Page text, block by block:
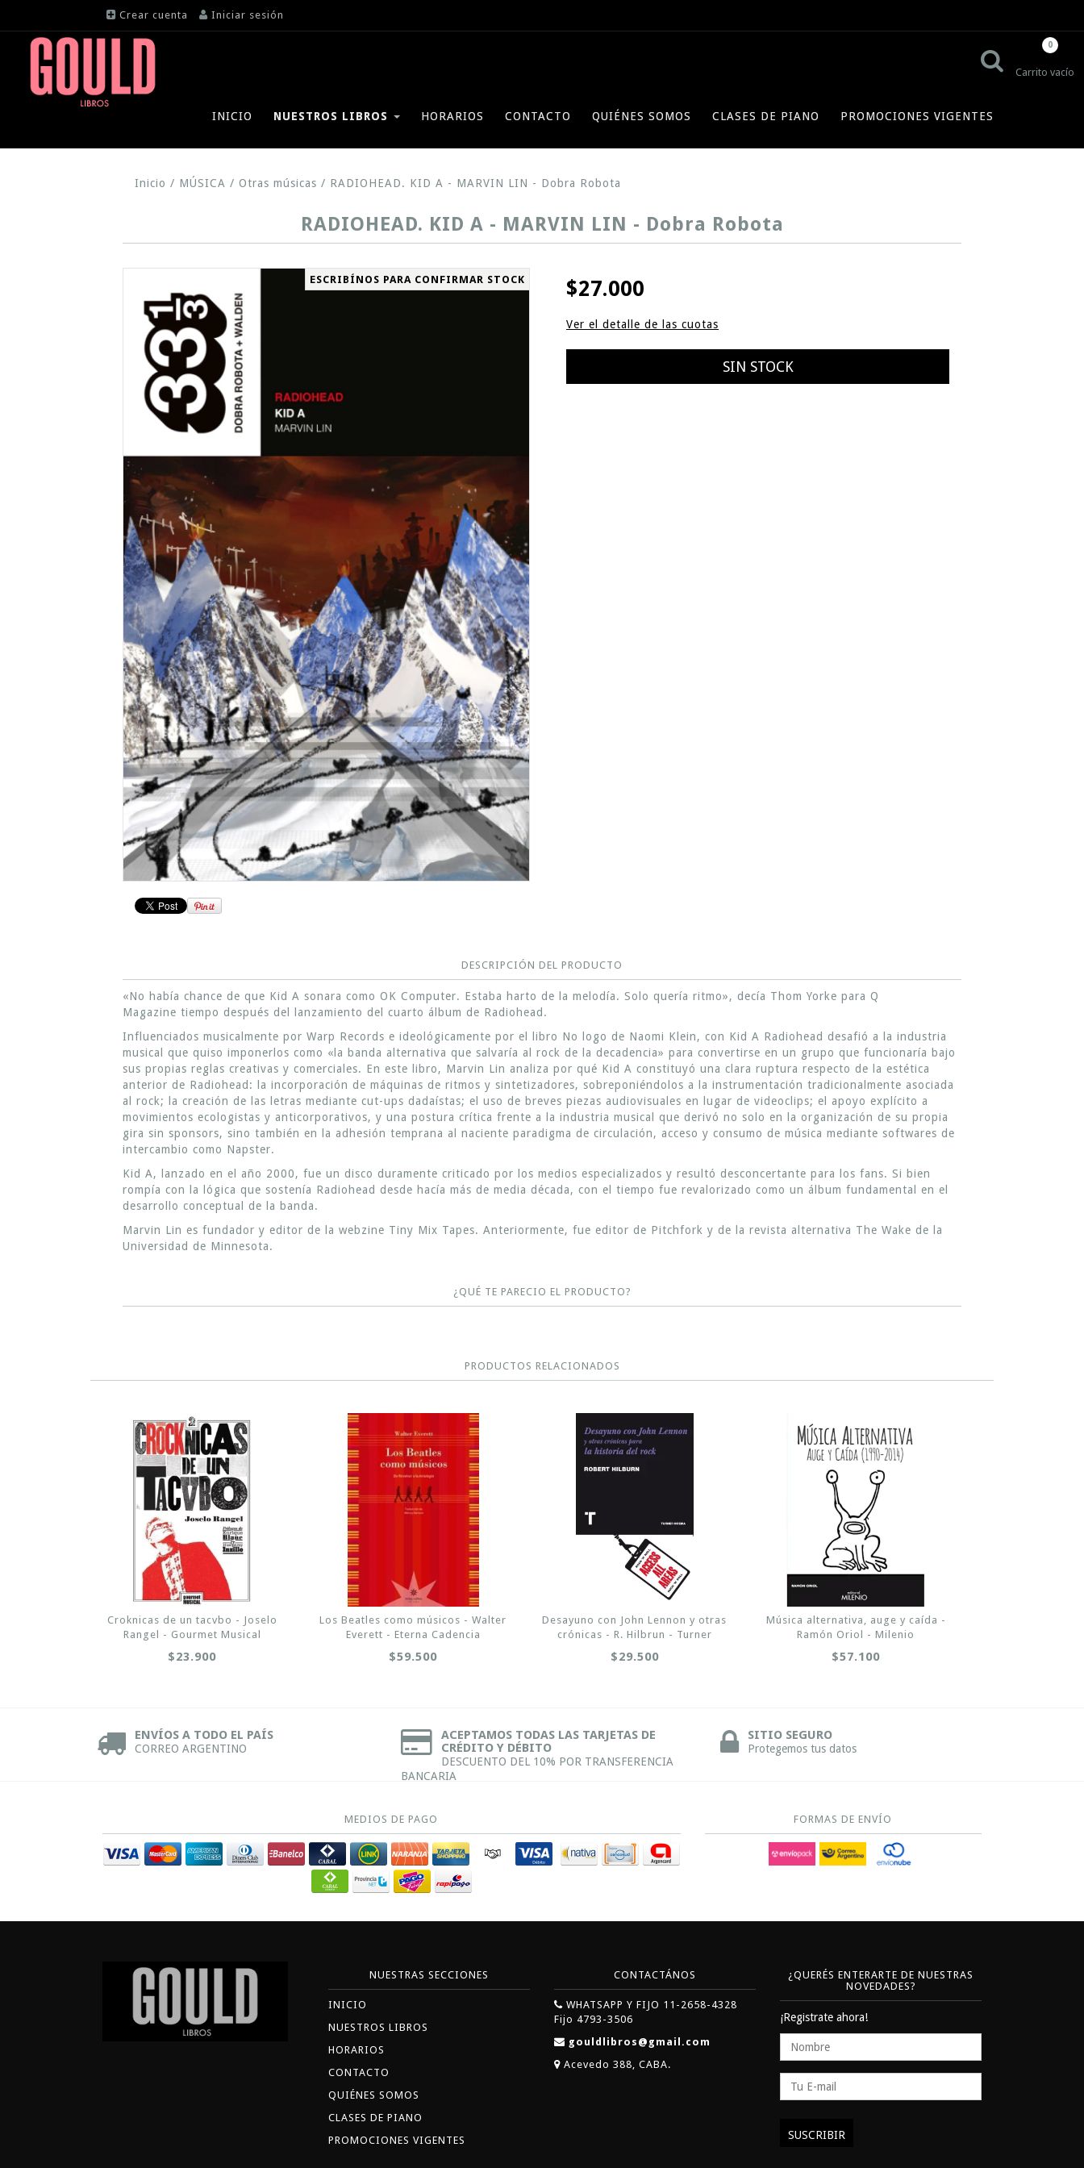
Crear cuenta Iniciar sesión
Carrito vacío
0
INICIO NUESTROS LIBROS HORARIOS CONTACTO QUIÉNES SOMOS CLASES DE PIANO PROMOCIONES VIGENTES
Inicio / MÚSICA / Otras músicas / RADIOHEAD. KID A - MARVIN LIN - Dobra Robota
RADIOHEAD. KID A - MARVIN LIN - Dobra Robota
ESCRIBÍNOS PARA CONFIRMAR STOCK $27.000
Ver el detalle de las cuotas
DESCRIPCIÓN DEL PRODUCTO
«No había chance de que Kid A sonara como OK Computer. Estaba harto de la melodía. Solo quería ritmo», decía Thom Yorke para Q
Magazine tiempo después del lanzamiento del cuarto álbum de Radiohead.
Influenciados musicalmente por Warp Records e ideológicamente por el libro No logo de Naomi Klein, con Kid A Radiohead desafió a la industria
musical que quiso imponerlos como «la banda alternativa que salvaría al rock de la decadencia» para convertirse en un grupo que funcionaría bajo
sus propias reglas creativas y comerciales. En este libro, Marvin Lin analiza por qué Kid A constituyó una clara ruptura respecto de la estética
anterior de Radiohead: la incorporación de máquinas de ritmos y sintetizadores, sobreponiéndolos a la instrumentación tradicionalmente asociada
al rock; la creación de las letras mediante cut-ups dadaístas; el uso de breves piezas audiovisuales en lugar de videoclips; el apoyo explícito a
movimientos ecologistas y anticorporativos, y una postura crítica frente a la industria musical que derivó no solo en la organización de su propia
gira sin sponsors, sino también en la adhesión temprana al naciente paradigma de circulación, acceso y consumo de música mediante softwares de
intercambio como Napster.
Kid A, lanzado en el año 2000, fue un disco duramente criticado por los medios especializados y resultó desconcertante para los fans. Si bien
rompía con la lógica que sostenía Radiohead desde hacía más de media década, con el tiempo fue revalorizado como un álbum fundamental en el
desarrollo conceptual de la banda.
Marvin Lin es fundador y editor de la webzine Tiny Mix Tapes. Anteriormente, fue editor de Pitchfork y de la revista alternativa The Wake de la
Universidad de Minnesota.
¿QUÉ TE PARECIO EL PRODUCTO?
PRODUCTOS RELACIONADOS
Croknicas de un tacvbo - Joselo
Rangel - Gourmet Musical
$23.900
Los Beatles como músicos - Walter
Everett - Eterna Cadencia
$59.500
Desayuno con John Lennon y otras
crónicas - R. Hilbrun - Turner
$29.500
Música alternativa, auge y caída -
Ramón Oriol - Milenio
$57.100
ENVÍOS A TODO EL PAÍS
CORREO ARGENTINO
ACEPTAMOS TODAS LAS TARJETAS DE
CRÉDITO Y DÉBITO
DESCUENTO DEL 10% POR TRANSFERENCIA
BANCARIA
SITIO SEGURO
Protegemos tus datos
MEDIOS DE PAGO FORMAS DE ENVÍO
NUESTRAS SECCIONES
INICIO
NUESTROS LIBROS
HORARIOS
CONTACTO
QUIÉNES SOMOS
CLASES DE PIANO
PROMOCIONES VIGENTES
CONTACTÁNOS
WHATSAPP Y FIJO 11-2658-4328
Fijo 4793-3506
gouldlibros@gmail.com
Acevedo 388, CABA.
¿QUERÉS ENTERARTE DE NUESTRAS
NOVEDADES?
¡Registrate ahora!